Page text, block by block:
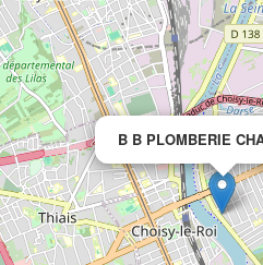
B B PLOMBERIE